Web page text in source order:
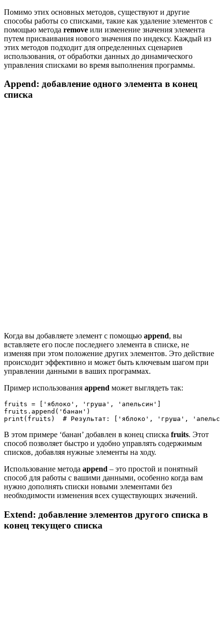
Помимо этих основных методов, существуют и другие
способы работы со списками, такие как удаление элементов с
помощью метода remove или изменение значения элемента
путем присваивания нового значения по индексу. Каждый из
этих методов подходит для определенных сценариев
использования, от обработки данных до динамического
управления списками во время выполнения программы.
Append: добавление одного элемента в конец
списка
Когда вы добавляете элемент с помощью append, вы
вставляете его после последнего элемента в списке, не
изменяя при этом положение других элементов. Это действие
происходит эффективно и может быть ключевым шагом при
управлении данными в ваших программах.
Пример использования append может выглядеть так:
fruits = ['яблоко', 'груша', 'апельсин']
fruits.append('банан')
В этом примере ‘банан’ добавлен в конец списка fruits. Этот
способ позволяет быстро и удобно управлять содержимым
списков, добавляя нужные элементы на ходу.
Использование метода append – это простой и понятный
способ для работы с вашими данными, особенно когда вам
нужно дополнять списки новыми элементами без
необходимости изменения всех существующих значений.
Extend: добавление элементов другого списка в
конец текущего списка